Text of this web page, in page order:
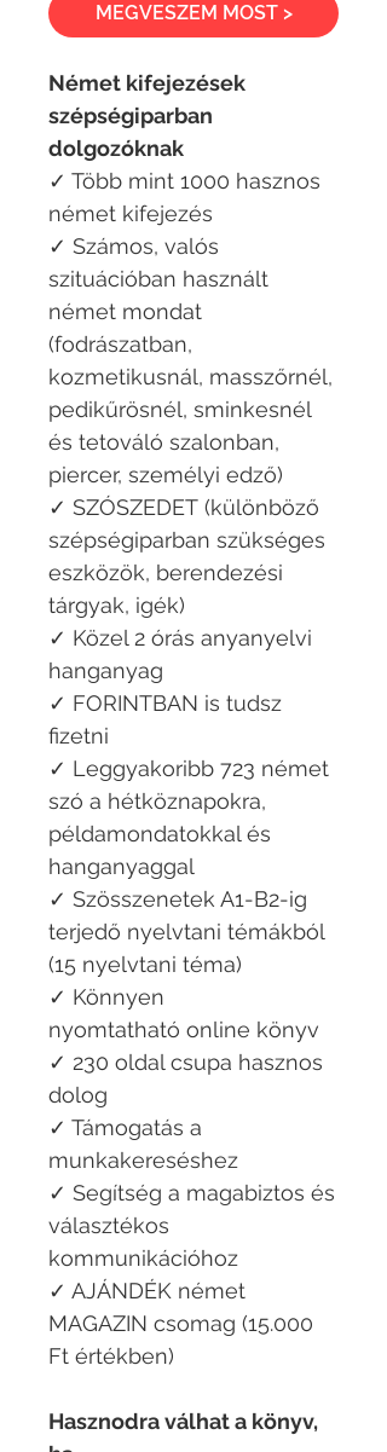
MEGVESZEM MOST >
Német kifejezések
szépségiparban
dolgozóknak
✓ Több mint 1000 hasznos
német kifejezés
✓ Számos, valós
szituációban használt
német mondat
(fodrászatban,
kozmetikusnál, masszőrnél,
pedikűrösnél, sminkesnél
és tetováló szalonban,
piercer, személyi edző)
✓ SZÓSZEDET (különböző
szépségiparban szükséges
eszközök, berendezési
tárgyak, igék)
✓ Közel 2 órás anyanyelvi
hanganyag
✓ FORINTBAN is tudsz
fizetni
✓ Leggyakoribb 723 német
szó a hétköznapokra,
példamondatokkal és
hanganyaggal
✓ Szösszenetek A1-B2-ig
terjedő nyelvtani témákból
(15 nyelvtani téma)
✓ Könnyen
nyomtatható online könyv
✓ 230 oldal csupa hasznos
dolog
✓ Támogatás a
munkakereséshez
✓ Segítség a magabiztos és
választékos
kommunikációhoz
✓ AJÁNDÉK német
MAGAZIN csomag (15.000
Ft értékben)
Hasznodra válhat a könyv,